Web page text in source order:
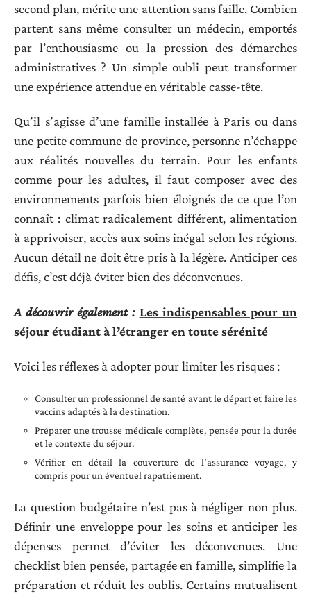
second plan, mérite une attention sans faille. Combien
partent sans même consulter un médecin, emportés
par l’enthousiasme ou la pression des démarches
administratives ? Un simple oubli peut transformer
une expérience attendue en véritable casse-tête.
Qu’il s’agisse d’une famille installée à Paris ou dans
une petite commune de province, personne n’échappe
aux réalités nouvelles du terrain. Pour les enfants
comme pour les adultes, il faut composer avec des
environnements parfois bien éloignés de ce que l’on
connaît : climat radicalement différent, alimentation
à apprivoiser, accès aux soins inégal selon les régions.
Aucun détail ne doit être pris à la légère. Anticiper ces
défis, c’est déjà éviter bien des déconvenues.
A découvrir également : Les indispensables pour un
séjour étudiant à l’étranger en toute sérénité
Voici les réflexes à adopter pour limiter les risques :
Consulter un professionnel de santé avant le départ et faire les
vaccins adaptés à la destination.
Préparer une trousse médicale complète, pensée pour la durée
et le contexte du séjour.
Vérifier en détail la couverture de l’assurance voyage, y
compris pour un éventuel rapatriement.
La question budgétaire n’est pas à négliger non plus.
Définir une enveloppe pour les soins et anticiper les
dépenses permet d’éviter les déconvenues. Une
checklist bien pensée, partagée en famille, simplifie la
préparation et réduit les oublis. Certains mutualisent